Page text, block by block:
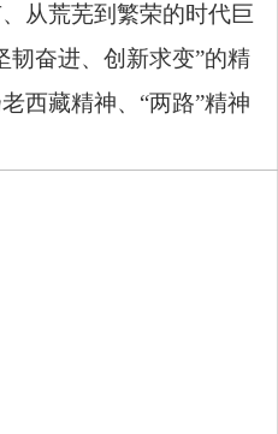
从荒芜到繁荣的时代巨
韧奋进、创新求变”的精
西藏精神、“两路”精神